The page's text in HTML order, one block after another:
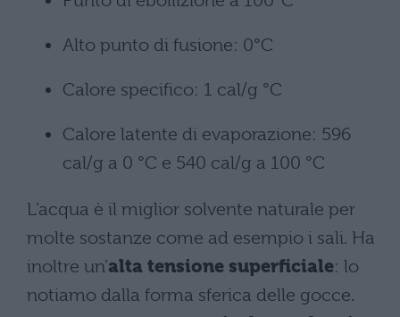
Alto punto di fusione: 0°C
Calore specifico: 1 cal/g °C
Calore latente di evaporazione: 596
cal/g a 0 °C e 540 cal/g a 100 °C
L’acqua è il miglior solvente naturale per
molte sostanze come ad esempio i sali. Ha
inoltre un’alta tensione superficiale: lo
notiamo dalla forma sferica delle gocce.